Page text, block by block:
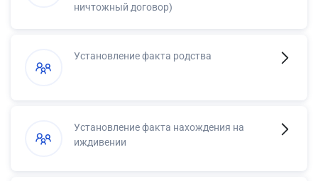
ничтожный договор)
Установление факта родства
Установление факта нахождения на
иждивении